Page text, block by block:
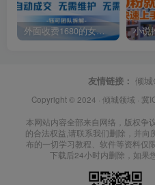
外面收费1680的女粉项目变现，单人单日收益可达1.7k，全自动成交无需维护
友情链接： 倾
Copyright © 2024 · 倾城领域 · 冀
本网站内容全部来自网络，版权争
的合法权益,请联系我们删除，并向
布的一切学习教程、软件等资料仅
下载后24小时内删除，如果